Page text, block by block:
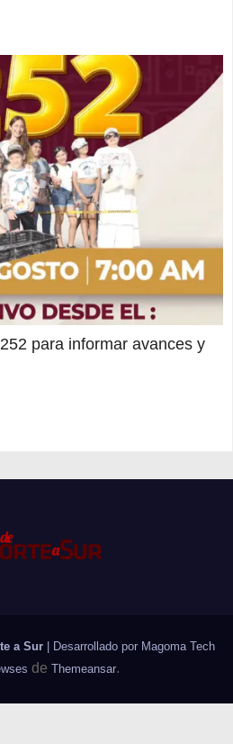
para informar avances y
a Sur | Desarrollado por Magoma Tech
de Themeansar.